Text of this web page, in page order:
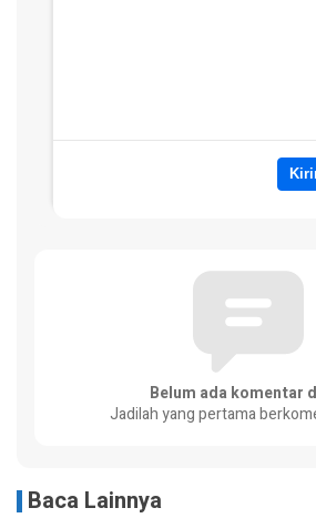
Belum ada komentar
Jadilah yang pertama
Baca Lainnya